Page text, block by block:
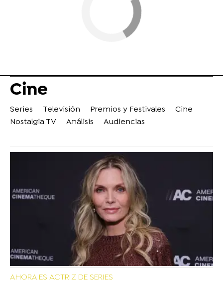
Cine
Series Televisión Premios y Festivales
Cine
Nostalgia TV
Análisis Audiencias
AHORA ES ACTRIZ DE SERIES